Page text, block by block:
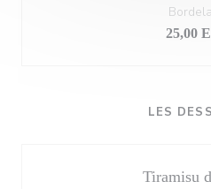
25,00
LES
Tiramisu